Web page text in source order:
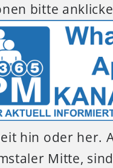
bitte
hin oder her.
Mitte,